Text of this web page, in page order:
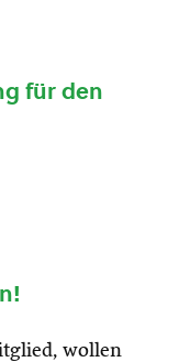
für den
wollen